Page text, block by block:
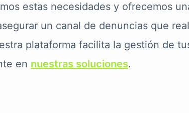
estas necesidades y ofrecemos
un canal de denuncias que
plataforma facilita la gestión de
en nuestras soluciones.